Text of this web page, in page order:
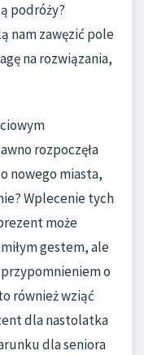
podróży?
nam zawęzić pole
na rozwiązania,
rozpoczęła
nowego miasta,
Wplecenie tych
może
gestem, ale
o
również wziąć
dla nastolatka
dla seniora